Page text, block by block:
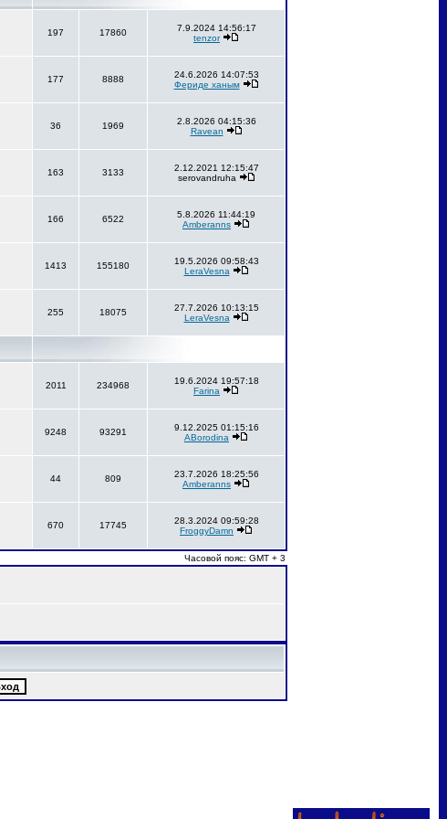
197 17860
7.9.2024 14:56:17
tenzor
177 8888
24.6.2026 14:07:53
Фериде ханым
36 1969
2.8.2026 04:15:36
Ravean
163 3133
2.12.2021 12:15:47
serovandruha
166 6522
5.8.2026 11:44:19
Amberanns
1413 155180
19.5.2026 09:58:43
LeraVesna
255 18075
27.7.2026 10:13:15
LeraVesna
2011 234968
19.6.2024 19:57:18
Farina
9248 93291
9.12.2025 01:15:16
ABorodina
44 809
23.7.2026 18:25:56
Amberanns
670 17745
28.3.2024 09:59:28
FroggyDamn
Часовой пояс: GMT + 3